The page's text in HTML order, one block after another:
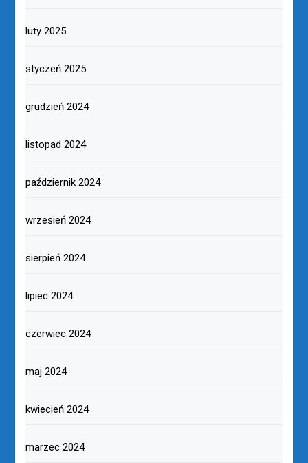
luty 2025
styczeń 2025
grudzień 2024
listopad 2024
październik 2024
wrzesień 2024
sierpień 2024
lipiec 2024
czerwiec 2024
maj 2024
kwiecień 2024
marzec 2024